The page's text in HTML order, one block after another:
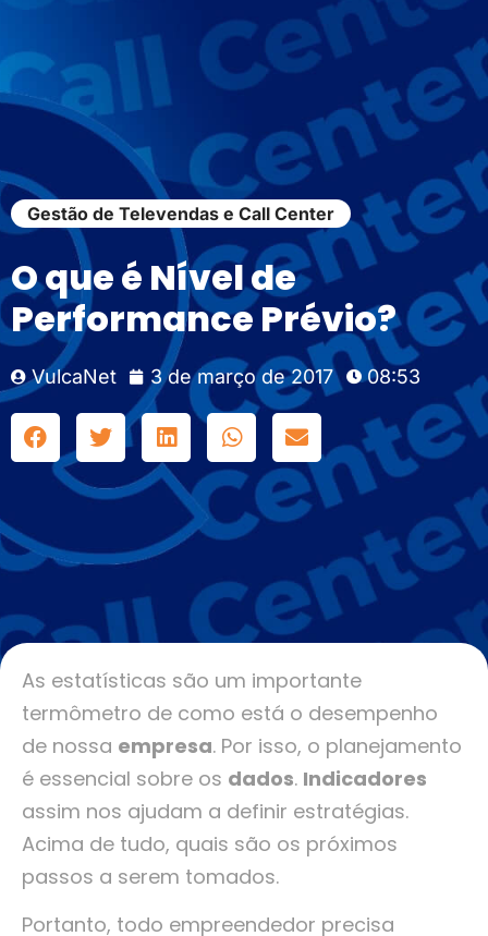
Gestão de Televendas e Call Center
O que é Nível de
Performance Prévio?
VulcaNet 3 de março de 2017 08:53
As estatísticas são um importante
termômetro de como está o desempenho
de nossa empresa. Por isso, o planejamento
é essencial sobre os dados. Indicadores
assim nos ajudam a definir estratégias.
Acima de tudo, quais são os próximos
passos a serem tomados.
Portanto, todo empreendedor precisa